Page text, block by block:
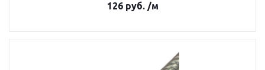
126 руб. /м